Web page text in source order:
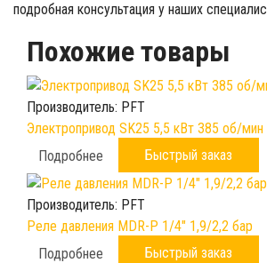
подробная консультация у наших
Похожие товары
Производитель: PFT
Электропривод SK25 5,5 кВт 385 об/мин
Подробнее
Быстрый заказ
Производитель: PFT
Реле давления MDR-P 1/4" 1,9/2,2 бар
Подробнее
Быстрый заказ